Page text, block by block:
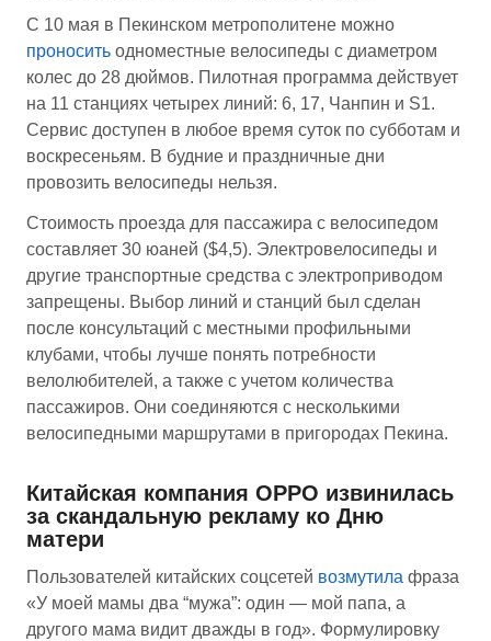
С 10 мая в Пекинском метрополитене можно
проносить одноместные велосипеды с диаметром
колес до 28 дюймов. Пилотная программа действует
на 11 станциях четырех линий: 6, 17, Чанпин и S1.
Сервис доступен в любое время суток по субботам и
воскресеньям. В будние и праздничные дни
провозить велосипеды нельзя.
Стоимость проезда для пассажира с велосипедом
составляет 30 юаней ($4,5). Электровелосипеды и
другие транспортные средства с электроприводом
запрещены. Выбор линий и станций был сделан
после консультаций с местными профильными
клубами, чтобы лучше понять потребности
велолюбителей, а также с учетом количества
пассажиров. Они соединяются с несколькими
велосипедными маршрутами в пригородах Пекина.
Китайская компания OPPO извинилась
за скандальную рекламу ко Дню
матери
Пользователей китайских соцсетей возмутила фраза
«У моей мамы два “мужа”: один — мой папа, а
другого мама видит дважды в год». Формулировку